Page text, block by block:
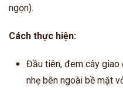
ngọn).
Cách thực hiện:
Đầu tiên, đem cây giao
nhẹ bên ngoài bề mặt